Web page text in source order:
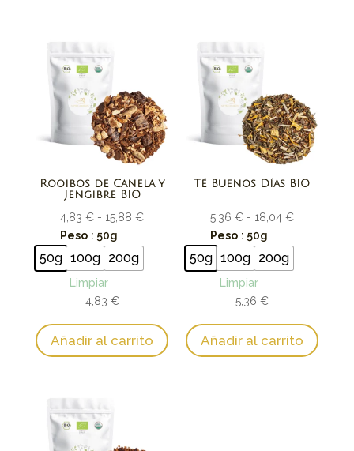
Rooibos de Canela y
Jengibre BIO
4,83€ - 15,88€Rango
desde
15,88 €
Peso : 50g
50g 100g 200g
Limpiar
4,83 €
Añadir al carrito
Té Buenos Días BIO
5,36 € - 18,04 €Rango
desde
18,04 €
Peso : 50g
50g 100g 200g
Limpiar
5,36 €
Añadir al carrito